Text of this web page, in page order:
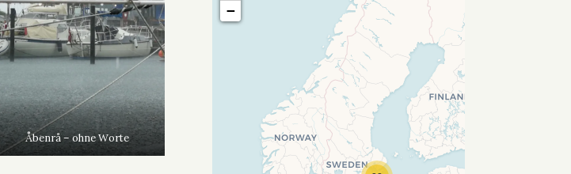
Åbenrå – ohne Worte
−